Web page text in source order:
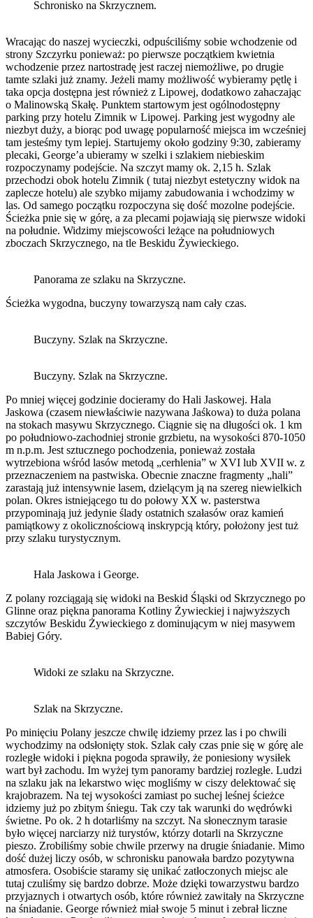
Schronisko na Skrzycznem.
Wracając do naszej wycieczki, odpuściliśmy sobie wchodzenie od
strony Szczyrku ponieważ: po pierwsze początkiem kwietnia
wchodzenie przez nartostradę jest raczej niemożliwe, po drugie
tamte szlaki już znamy. Jeżeli mamy możliwość wybieramy pętlę i
taka opcja dostępna jest również z Lipowej, dodatkowo zahaczając
o Malinowską Skałę. Punktem startowym jest ogólnodostępny
parking przy hotelu Zimnik w Lipowej. Parking jest wygodny ale
niezbyt duży, a biorąc pod uwagę popularność miejsca im wcześniej
tam jesteśmy tym lepiej. Startujemy około godziny 9:30, zabieramy
plecaki, George’a ubieramy w szelki i szlakiem niebieskim
rozpoczynamy podejście. Na szczyt mamy ok. 2,15 h. Szlak
przechodzi obok hotelu Zimnik ( tutaj niezbyt estetyczny widok na
zaplecze hotelu) ale szybko mijamy zabudowania i wchodzimy w
las. Od samego początku rozpoczyna się dość mozolne podejście.
Ścieżka pnie się w górę, a za plecami pojawiają się pierwsze widoki
na południe. Widzimy miejscowości leżące na południowych
zboczach Skrzycznego, na tle Beskidu Żywieckiego.
Panorama ze szlaku na Skrzyczne.
Ścieżka wygodna, buczyny towarzyszą nam cały czas.
Buczyny. Szlak na Skrzyczne.
Buczyny. Szlak na Skrzyczne.
Po mniej więcej godzinie docieramy do Hali Jaskowej. Hala
Jaskowa (czasem niewłaściwie nazywana Jaśkowa) to duża polana
na stokach masywu Skrzycznego. Ciągnie się na długości ok. 1 km
po południowo-zachodniej stronie grzbietu, na wysokości 870-1050
m n.p.m. Jest sztucznego pochodzenia, ponieważ została
wytrzebiona wśród lasów metodą „cerhlenia” w XVI lub XVII w. z
przeznaczeniem na pastwiska. Obecnie znaczne fragmenty „hali”
zarastają już intensywnie lasem, dzielącym ją na szereg niewielkich
polan. Okres istniejącego tu do połowy XX w. pasterstwa
przypominają już jedynie ślady ostatnich szałasów oraz kamień
pamiątkowy z okolicznościową inskrypcją który, położony jest tuż
przy szlaku turystycznym.
Hala Jaskowa i George.
Z polany rozciągają się widoki na Beskid Śląski od Skrzycznego po
Glinne oraz piękna panorama Kotliny Żywieckiej i najwyższych
szczytów Beskidu Żywieckiego z dominującym w niej masywem
Babiej Góry.
Widoki ze szlaku na Skrzyczne.
Szlak na Skrzyczne.
Po minięciu Polany jeszcze chwilę idziemy przez las i po chwili
wychodzimy na odsłonięty stok. Szlak cały czas pnie się w górę ale
rozległe widoki i piękna pogoda sprawiły, że poniesiony wysiłek
wart był zachodu. Im wyżej tym panoramy bardziej rozległe. Ludzi
na szlaku jak na lekarstwo więc mogliśmy w ciszy delektować się
krajobrazem. Na tej wysokości zamiast po suchej leśnej ścieżce
idziemy już po zbitym śniegu. Tak czy tak warunki do wędrówki
świetne. Po ok. 2 h dotarliśmy na szczyt. Na słonecznym tarasie
było więcej narciarzy niż turystów, którzy dotarli na Skrzyczne
pieszo. Zrobiliśmy sobie chwile przerwy na drugie śniadanie. Mimo
dość dużej liczy osób, w schronisku panowała bardzo pozytywna
atmosfera. Osobiście staramy się unikać zatłoczonych miejsc ale
tutaj czuliśmy się bardzo dobrze. Może dzięki towarzystwu bardzo
przyjaznych i otwartych osób, które również zawitały na Skrzyczne
na śniadanie. George również miał swoje 5 minut i zebrał liczne